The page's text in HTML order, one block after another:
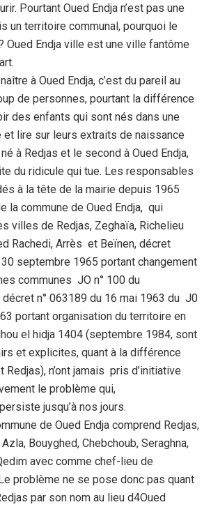
Pourtant Oued Endja n’est pas une
un territoire communal, pourquoi le
Oued Endja ville est une ville fantôme
à Oued Endja, c’est du pareil au
de personnes, pourtant la différence
des enfants qui sont nés dans une
lire sur leurs extraits de naissance
à Redjas et le second à Oued Endja,
du ridicule qui tue. Les responsables
à la tête de la mairie depuis 1965
la commune de Oued Endja, qui
villes de Redjas, Zeghaïa, Richelieu
Rachedi, Arrès et Beïnen, décret
septembre 1965 portant changement
communes JO n° 100 du
n° 063189 du 16 mai 1963 du J0
portant organisation du territoire en
el hidja 1404 (septembre 1984, sont
et explicites, quant à la différence
Redjas), n’ont jamais pris d’initiative
le problème qui,
jusqu’à nos jours.
de Oued Endja comprend Redjas,
Azla, Bouyghed, Chebchoub, Seraghna,
avec comme chef-lieu de
problème ne se pose donc pas quant
par son nom au lieu d4Oued